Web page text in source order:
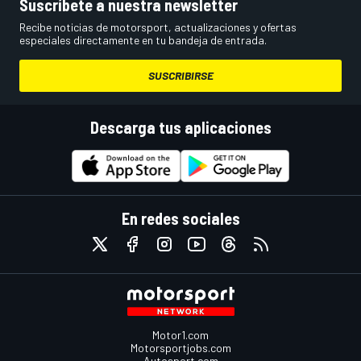
Suscríbete a nuestra newsletter
Recibe noticias de motorsport, actualizaciones y ofertas
especiales directamente en tu bandeja de entrada.
SUSCRIBIRSE
Descarga tus aplicaciones
En redes sociales
Motor1.com
Motorsportjobs.com